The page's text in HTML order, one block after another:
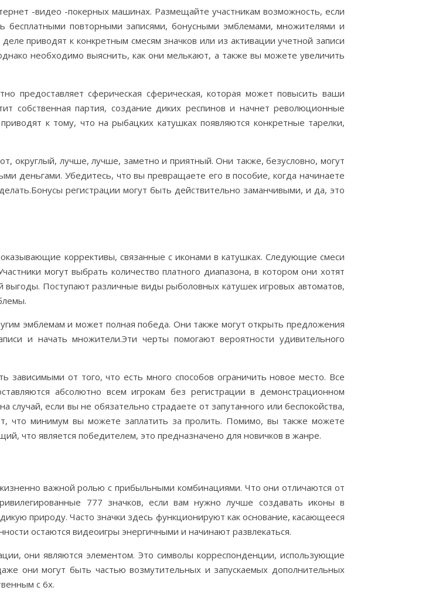
видео -покерных машинах. Размещайте участникам возможность, если
повторными записями, бонусными эмблемами, множителями и
приводят к конкретным смесям значков или из активации учетной записи
необходимо выяснить, как они мелькают, а также вы можете увеличить
предоставляет сферическая сферическая, которая может повысить ваши
собственная партия, создание диких респинов и начнет революционные
к тому, что на рыбацких катушках появляются конкретные тарелки,
округлый, лучше, лучше, заметно и приятный. Они также, безусловно, могут
деньгами. Убедитесь, что вы превращаете его в пособие, когда начинаете
регистрации могут быть действительно заманчивыми, и да, это
коррективы, связанные с иконами в катушках. Следующие смеси
могут выбрать количество платного диапазона, в котором они хотят
выгоды. Поступают различные виды рыболовных катушек игровых автоматов,
эмблемам и может полная победа. Они также могут открыть предложения
и начать множители.Эти черты помогают вероятности удивительного
от того, что есть много способов ограничить новое место. Все
абсолютно всем игрокам без регистрации в демонстрационном
если вы не обязательно страдаете от запутанного или беспокойства,
что минимум вы можете заплатить за пролить. Помимо, вы также можете
что является победителем, это предназначено для новичков в жанре.
важной ролью с прибыльными комбинациями. Что они отличаются от
777 значков, если вам нужно лучше создавать иконы в
природу. Часто значки здесь функционируют как основание, касающееся
остаются видеоигры энергичными и начинают развлекаться.
они являются элементом. Это символы корреспонденции, использующие
они могут быть частью возмутительных и запускаемых дополнительных
с 6x.